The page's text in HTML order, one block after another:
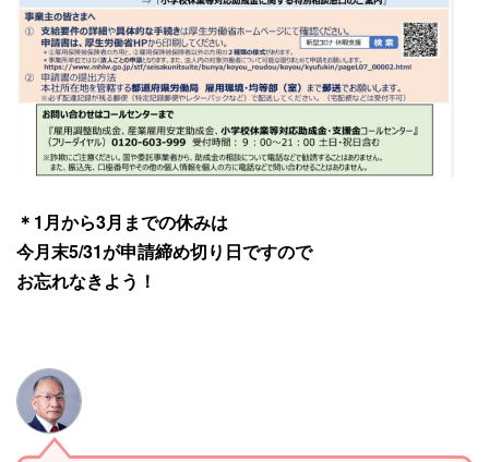
＊1月から3月までの休みは
今月末5/31が申請締め切り日ですので
お忘れなきよう！